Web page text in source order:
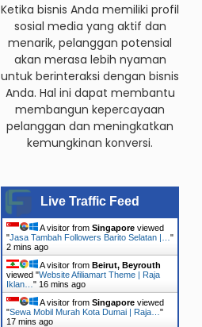
Ketika bisnis Anda memiliki profil
sosial media yang aktif dan
menarik, pelanggan potensial
akan merasa lebih nyaman
untuk berinteraksi dengan bisnis
Anda. Hal ini dapat membantu
membangun kepercayaan
pelanggan dan meningkatkan
kemungkinan konversi.
Live Traffic Feed
A visitor from Singapore viewed
"Jasa Tambah Followers Barito Selatan |… "
2 mins ago
A visitor from Beirut, Beyrouth
viewed "Website Afiliamart Theme | Raja
Iklan… " 16 mins ago
A visitor from Singapore viewed
"Sewa Mobil Murah Kota Dumai | Raja… "
17 mins ago